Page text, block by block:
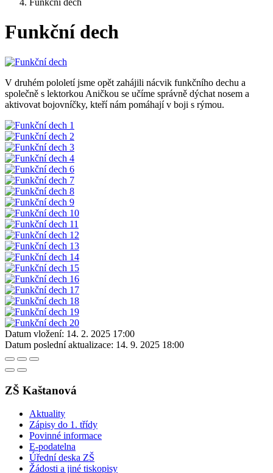
Funkční dech
Funkční dech
V druhém pololetí jsme opět zahájili nácvik funkčního dechu a
společně s lektorkou Aničkou se učíme správně dýchat nosem a
aktivovat bojovníčky, kteří nám pomáhají v boji s rýmou.
Datum vložení: 14. 2. 2025 17:00
Datum poslední aktualizace: 14. 9. 2025 18:00
ZŠ Kaštanová
Aktuality
Zápisy do 1. třídy
Povinné informace
E-podatelna
Úřední deska ZŠ
Žádosti a jiné tiskopisy